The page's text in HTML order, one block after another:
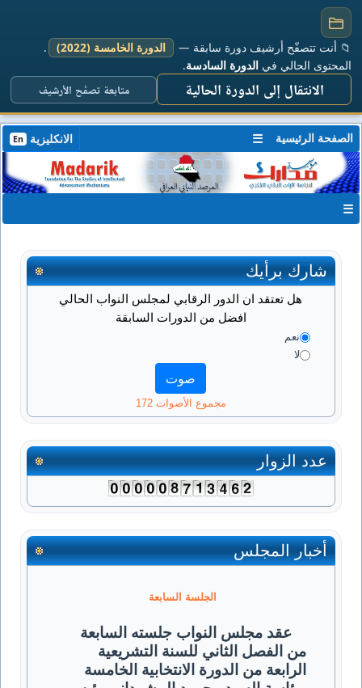
📁 أنت تتصفّح أرشيف دورة سابقة — الدورة الخامسة (2022)
.
المحتوى الحالي في الدورة السادسة.
الانتقال إلى الدورة الحالية متابعة تصفّح الأرشيف
الصفحة الرئيسية ☰ الانكليزية En
☰
شارك برأيك
هل تعتقد ان الدور الرقابي لمجلس النواب الحالي
افضل من الدورات السابقة
نعم
لا
مجموع الأصوات 172
عدد الزوار
أخبار المجلس
الجلسة السابعة
عقد مجلس النواب جلسته السابعة
من الفصل الثاني للسنة التشريعية
الرابعة من الدورة الانتخابية الخامسة